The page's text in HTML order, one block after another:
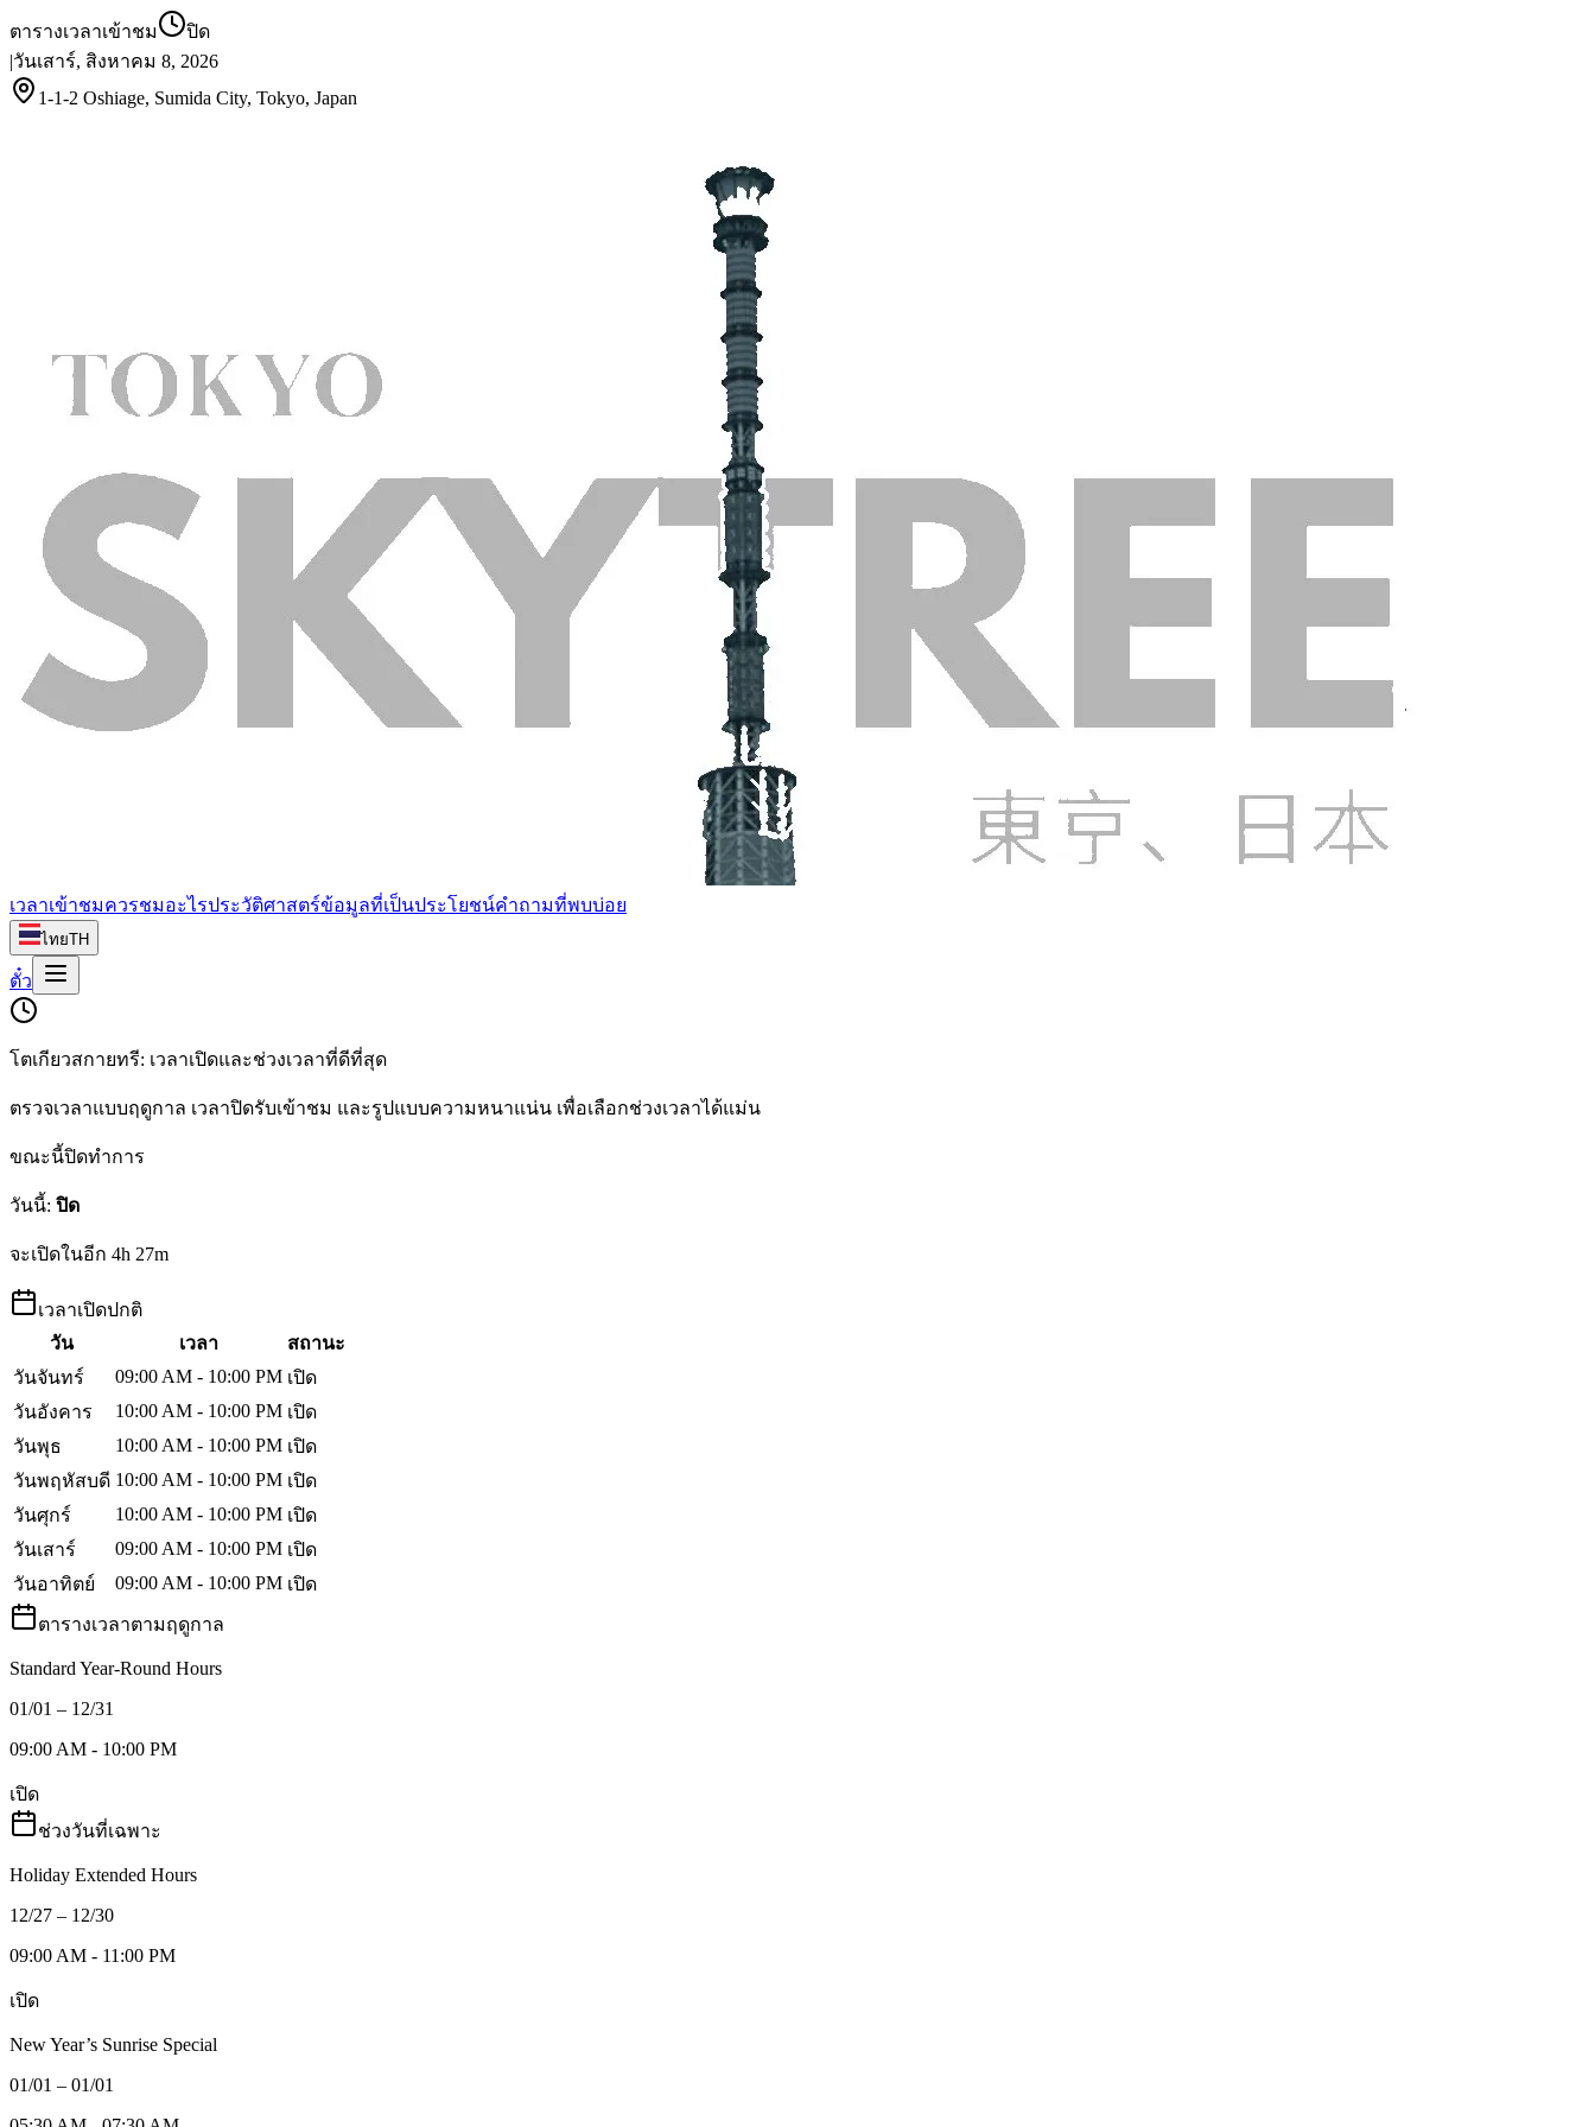
ตารางเวลาเข้าชม
ปิด
|วันเสาร์, สิงหาคม 8, 2026
1-1-2 Oshiage, Sumida City, Tokyo, Japan
เวลาเข้าชมควรชมอะไรประวัติศาสตร์ข้อมูลที่เป็นประโยชน์คำถามที่พบบ่อย
ไทยTH
ตั๋ว
โตเกียวสกายทรี: เวลาเปิดและช่วงเวลาที่ดีที่สุด
ตรวจเวลาแบบฤดูกาล เวลาปิดรับเข้าชม และรูปแบบความหนาแน่น เพื่อเลือกช่วงเวลาได้แม่น
ขณะนี้ปิดทำการ
วันนี้: ปิด
จะเปิดในอีก 4h 27m
เวลาเปิดปกติ
วัน
เวลา
สถานะ
วันจันทร์
09:00 AM - 10:00 PM เปิด
วันอังคาร
10:00 AM - 10:00 PM เปิด
วันพุธ
10:00 AM - 10:00 PM เปิด
วันพฤหัสบดี 10:00 AM - 10:00 PM เปิด
วันศุกร์
10:00 AM - 10:00 PM เปิด
วันเสาร์
09:00 AM - 10:00 PM เปิด
วันอาทิตย์
09:00 AM - 10:00 PM เปิด
ตารางเวลาตามฤดูกาล
Standard Year-Round Hours
01/01 – 12/31
09:00 AM - 10:00 PM
เปิด
ช่วงวันที่เฉพาะ
Holiday Extended Hours
12/27 – 12/30
09:00 AM - 11:00 PM
เปิด
New Year’s Sunrise Special
01/01 – 01/01